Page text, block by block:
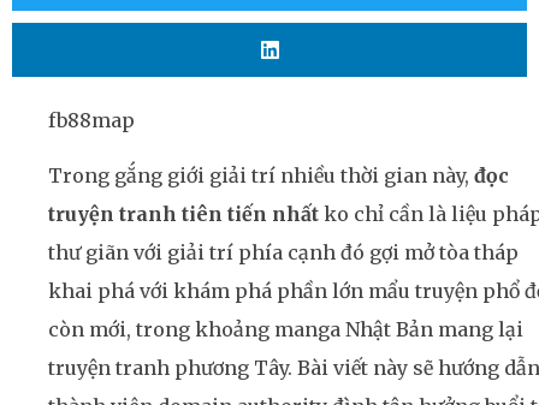
fb88map
Trong gắng giới giải trí nhiều thời gian này, đọc
truyện tranh tiên tiến nhất ko chỉ cần là liệu
thư giãn với giải trí phía cạnh đó gợi mở tòa tháp
khai phá với khám phá phần lớn mẩu truyện phổ
còn mới, trong khoảng manga Nhật Bản mang lại
truyện tranh phương Tây. Bài viết này sẽ hướng dẫn